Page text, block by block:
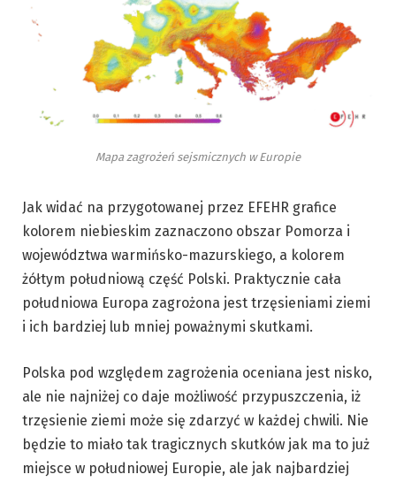
Mapa zagrożeń sejsmicznych w Europie
Jak widać na przygotowanej przez EFEHR grafice
kolorem niebieskim zaznaczono obszar Pomorza i
województwa warmińsko-mazurskiego, a kolorem
żółtym południową część Polski. Praktycznie cała
południowa Europa zagrożona jest trzęsieniami ziemi
i ich bardziej lub mniej poważnymi skutkami.
Polska pod względem zagrożenia oceniana jest nisko,
ale nie najniżej co daje możliwość przypuszczenia, iż
trzęsienie ziemi może się zdarzyć w każdej chwili. Nie
będzie to miało tak tragicznych skutków jak ma to już
miejsce w południowej Europie, ale jak najbardziej